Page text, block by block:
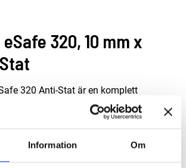
Information Om
320, 10 mm x
320 Anti-Stat är en komplett
EPDM-slang, särskilt lämpad för
Den raka armerade gummislangen är
levereras färdigmonterad med
nippel för direkt användning.